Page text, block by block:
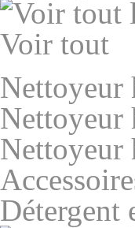
Voir tout
Nettoyeur
Nettoyeur
Nettoyeur
Détergent